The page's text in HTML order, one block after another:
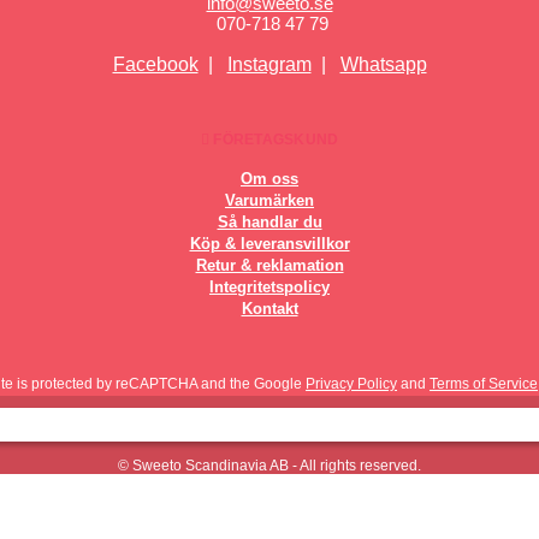
070-718 47 79
Facebook| Instagram| Whatsapp
Om oss
Varumärken
Så handlar du
Köp & leveransvillkor
Retur & reklamation
Integritetspolicy
Kontakt
is protected by reCAPTCHA and the Google Privacy Policy and Terms of Service
© Sweeto Scandinavia AB - All rights reserved.